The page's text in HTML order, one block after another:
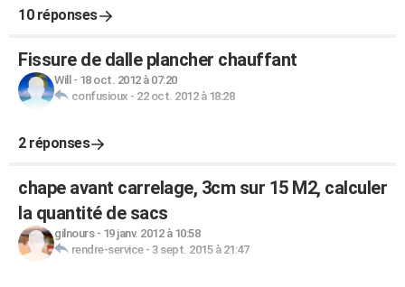
10 réponses
Fissure de dalle plancher chauffant
Will - 18 oct. 2012 à 07:20
confusioux - 22 oct. 2012 à 18:28
2 réponses
chape avant carrelage, 3cm sur 15 M2, calculer
la quantité de sacs
gilnours- 19 janv. 2012 à 10:58
rendre-service- 3 sept. 2015 à 21:47